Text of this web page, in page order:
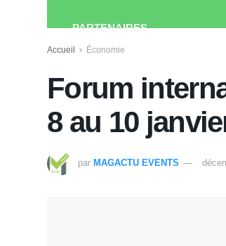
PARTENAIRES
Accueil Économie
Forum
8 au 10
par MAGACTU EVENTS